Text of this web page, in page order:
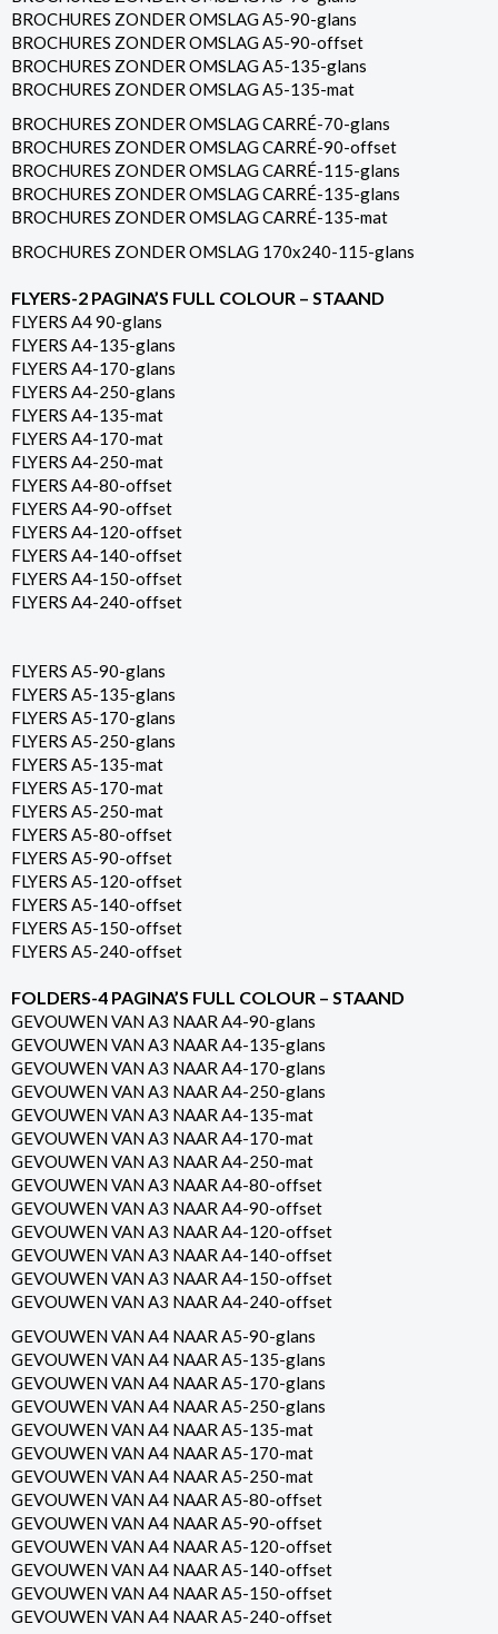
BROCHURES ZONDER OMSLAG A5-90-glans
BROCHURES ZONDER OMSLAG A5-90-offset
BROCHURES ZONDER OMSLAG A5-135-glans
BROCHURES ZONDER OMSLAG A5-135-mat
BROCHURES ZONDER OMSLAG CARRÉ-70-glans
BROCHURES ZONDER OMSLAG CARRÉ-90-offset
BROCHURES ZONDER OMSLAG CARRÉ-115-glans
BROCHURES ZONDER OMSLAG CARRÉ-135-glans
BROCHURES ZONDER OMSLAG CARRÉ-135-mat
BROCHURES ZONDER OMSLAG 170x240-115-glans
FLYERS-2 PAGINA’S FULL COLOUR – STAAND
FLYERS A4 90-glans
FLYERS A4-135-glans
FLYERS A4-170-glans
FLYERS A4-250-glans
FLYERS A4-135-mat
FLYERS A4-170-mat
FLYERS A4-250-mat
FLYERS A4-80-offset
FLYERS A4-90-offset
FLYERS A4-120-offset
FLYERS A4-140-offset
FLYERS A4-150-offset
FLYERS A4-240-offset
FLYERS A5-90-glans
FLYERS A5-135-glans
FLYERS A5-170-glans
FLYERS A5-250-glans
FLYERS A5-135-mat
FLYERS A5-170-mat
FLYERS A5-250-mat
FLYERS A5-80-offset
FLYERS A5-90-offset
FLYERS A5-120-offset
FLYERS A5-140-offset
FLYERS A5-150-offset
FLYERS A5-240-offset
FOLDERS-4 PAGINA’S FULL COLOUR – STAAND
GEVOUWEN VAN A3 NAAR A4-90-glans
GEVOUWEN VAN A3 NAAR A4-135-glans
GEVOUWEN VAN A3 NAAR A4-170-glans
GEVOUWEN VAN A3 NAAR A4-250-glans
GEVOUWEN VAN A3 NAAR A4-135-mat
GEVOUWEN VAN A3 NAAR A4-170-mat
GEVOUWEN VAN A3 NAAR A4-250-mat
GEVOUWEN VAN A3 NAAR A4-80-offset
GEVOUWEN VAN A3 NAAR A4-90-offset
GEVOUWEN VAN A3 NAAR A4-120-offset
GEVOUWEN VAN A3 NAAR A4-140-offset
GEVOUWEN VAN A3 NAAR A4-150-offset
GEVOUWEN VAN A3 NAAR A4-240-offset
GEVOUWEN VAN A4 NAAR A5-90-glans
GEVOUWEN VAN A4 NAAR A5-135-glans
GEVOUWEN VAN A4 NAAR A5-170-glans
GEVOUWEN VAN A4 NAAR A5-250-glans
GEVOUWEN VAN A4 NAAR A5-135-mat
GEVOUWEN VAN A4 NAAR A5-170-mat
GEVOUWEN VAN A4 NAAR A5-250-mat
GEVOUWEN VAN A4 NAAR A5-80-offset
GEVOUWEN VAN A4 NAAR A5-90-offset
GEVOUWEN VAN A4 NAAR A5-120-offset
GEVOUWEN VAN A4 NAAR A5-140-offset
GEVOUWEN VAN A4 NAAR A5-150-offset
GEVOUWEN VAN A4 NAAR A5-240-offset